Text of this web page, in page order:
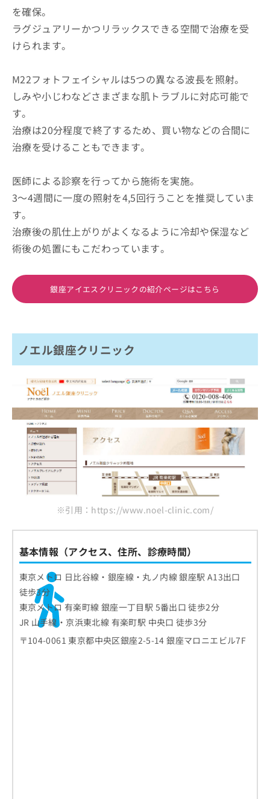
を確保。
ラグジュアリーかつリラックスできる空間で治療を受
けられます。
M22フォトフェイシャルは5つの異なる波長を照射。
しみや小じわなどさまざまな肌トラブルに対応可能で
す。
治療は20分程度で終了するため、買い物などの合間に
治療を受けることもできます。
医師による診察を行ってから施術を実施。
3～4週間に一度の照射を4,5回行うことを推奨していま
す。
治療後の肌仕上がりがよくなるように冷却や保湿など
術後の処置にもこだわっています。
銀座アイエスクリニックの紹介ページはこちら
ノエル銀座クリニック
※引用：https://www.noel-clinic.com/
基本情報（アクセス、住所、診療時間）
東京メトロ 日比谷線・銀座線・丸ノ内線 銀座駅 A13出口
徒歩3分
東京メトロ 有楽町線 銀座一丁目駅 5番出口 徒歩2分
JR 山手線・京浜東北線 有楽町駅 中央口 徒歩3分
〒104-0061 東京都中央区銀座2-5-14 銀座マロニエビル7F